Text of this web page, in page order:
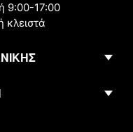
9:00-17:00
κλειστά